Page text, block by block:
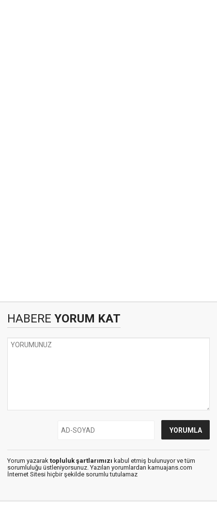
HABERE YORUM KAT
Yorum yazarak topluluk şartlarımızı kabul etmiş bulunuyor ve tüm
sorumluluğu üstleniyorsunuz. Yazılan yorumlardan kamuajans.com
İnternet Sitesi hiçbir şekilde sorumlu tutulamaz